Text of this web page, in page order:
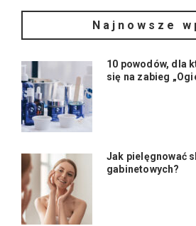
Najnowsze
10 powodów, dla
się na zabieg
Jak pielęgnować
gabinetowych?